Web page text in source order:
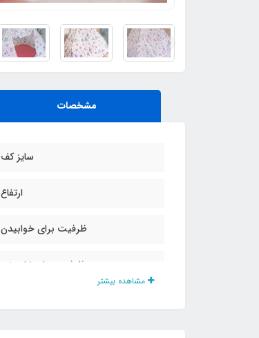
مشخصات
سایز کف
ارتفاع
ظرفیت برای خوابیدن
ظرفیت برای نشستن
مشاهده بیشتر